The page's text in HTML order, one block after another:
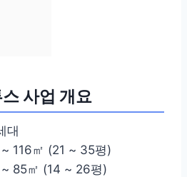
사업 개요
대
116㎡ (21 ~ 35평)
85㎡ (14 ~ 26평)